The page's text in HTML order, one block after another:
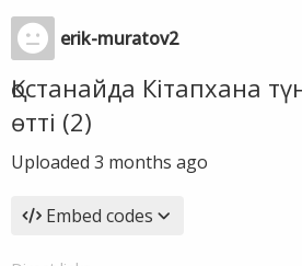
erik-muratov2
Қостанайда Кітапхана
өтті (2)
Uploaded 3 months ago
Embed codes